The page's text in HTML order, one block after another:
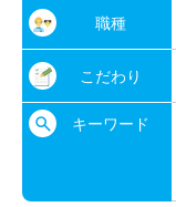
職種
こだわり
キーワード